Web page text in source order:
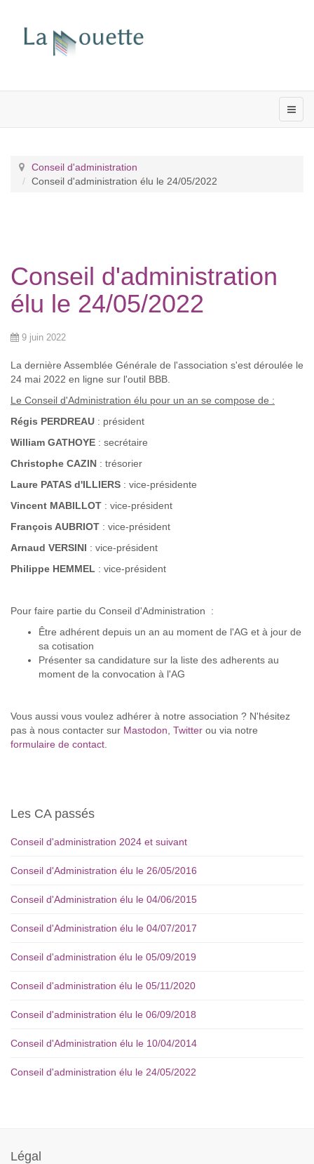
Conseil d'administration
Conseil d'administration élu le 24/05/2022
Conseil d'administration
élu le 24/05/2022
9 juin 2022
La dernière Assemblée Générale de l'association s'est déroulée le
24 mai 2022 en ligne sur l'outil BBB.
Le Conseil d'Administration élu pour un an se compose de :
Régis PERDREAU : président
William GATHOYE : secrétaire
Christophe CAZIN : trésorier
Laure PATAS d'ILLIERS : vice-présidente
Vincent MABILLOT : vice-président
François AUBRIOT : vice-président
Arnaud VERSINI : vice-président
Philippe HEMMEL : vice-président
Pour faire partie du Conseil d'Administration :
Être adhérent depuis un an au moment de l'AG et à jour de
sa cotisation
Présenter sa candidature sur la liste des adherents au
moment de la convocation à l'AG
Vous aussi vous voulez adhérer à notre association ? N'hésitez
pas à nous contacter sur Mastodon Twitter ou via notre
formulaire de contact
Les CA passés
Conseil d'administration 2024 et suivant
Conseil d'Administration élu le 26/05/2016
Conseil d'Administration élu le 04/06/2015
Conseil d'Administration élu le 04/07/2017
Conseil d'administration élu le 05/09/2019
Conseil d'administration élu le 05/11/2020
Conseil d'administration élu le 06/09/2018
Conseil d'Administration élu le 10/04/2014
Conseil d'administration élu le 24/05/2022
Légal
précédenteprécédent